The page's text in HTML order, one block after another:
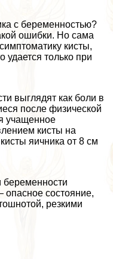
с беременностью?
ошибки. Но сама
кисты,
удается только при
выглядят как боли в
после физической
учащенное
кисты на
яичника от 8 см
беременности
опасное состояние,
резкими